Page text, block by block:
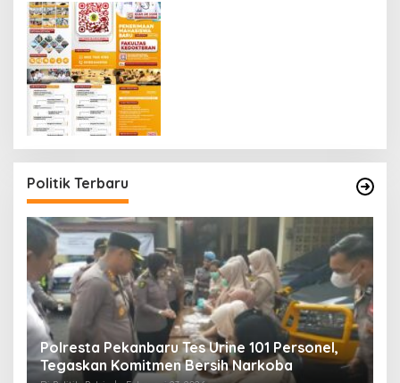
Politik Terbaru
Polresta Pekanbaru Tes Urine 101 Personel,
Tegaskan Komitmen Bersih Narkoba